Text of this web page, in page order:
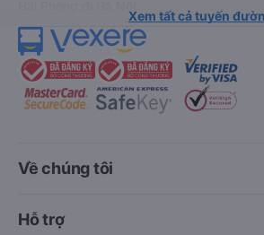
Xem tất cả tuyến
Về chúng tôi
Hỗ trợ